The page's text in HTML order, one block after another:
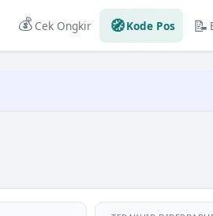
💰 Cek Ongkir 🧭Kode Pos 📝